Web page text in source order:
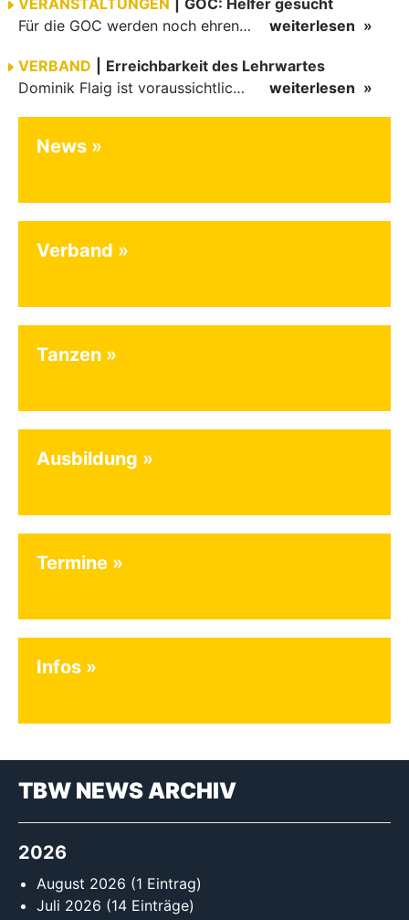
VERANSTALTUNGEN
GOC: Helfer gesucht
Für die GOC werden noch ehrenamtliche Helfer vor allem für Dienstag und Mittwoch gesucht.
weiterlesen
VERBAND
Erreichbarkeit des Lehrwartes
Dominik Flaig ist voraussichtlich bis zum 25. August nicht erreichbar.
weiterlesen
News
Verband
Tanzen
Ausbildung
Termine
Infos
TBW NEWS ARCHIV
2026
August 2026 (1 Eintrag)
Juli 2026 (14 Einträge)